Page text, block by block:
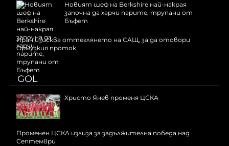
Новият шеф на Berkshire най-накрая
започна да харчи парите, трупани от
Бъфет
Иран изисква оттеглянето на САЩ, за да отовори
Ормузкия проток
GOL
Христо Янев променя ЦСКА
Променен ЦСКА излиза за задължителна победа над
Септември